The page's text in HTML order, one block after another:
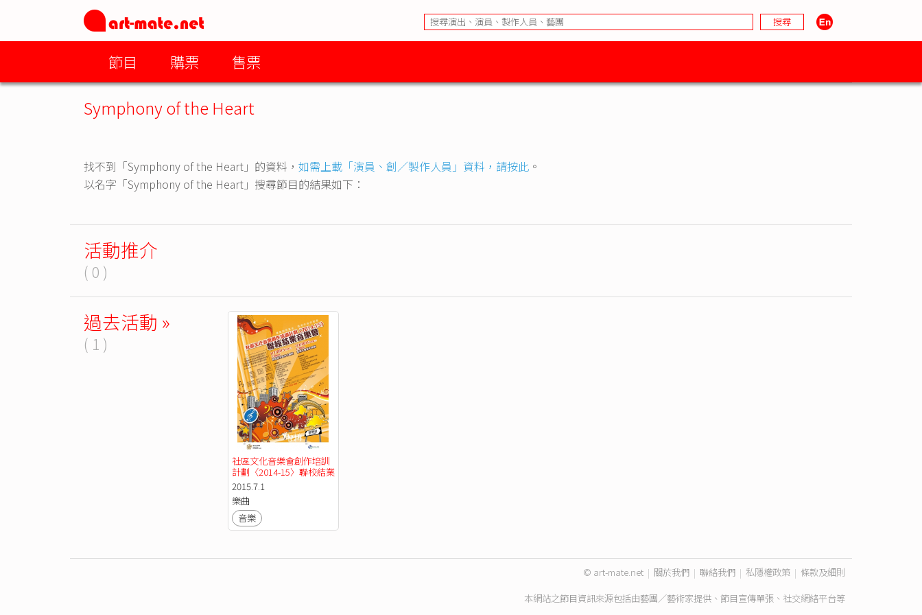
節目 購票 售票
Symphony of the Heart
找不到「Symphony of the Heart」的資料， 如需上載「演員、創／製作人員」資料，請按此 。
以名字「Symphony of the Heart」搜尋節目的結果如下：
活動推介
( 0 )
過去活動 »
( 1 )
社區文化音樂會創作培訓
計劃〈2014-15〉聯校結業
音樂會 (7/1)
2015.7.1
樂曲
音樂
© art-mate.net | 關於我們 | 聯絡我們 | 私隱權政策 | 條款及細則
本網站之節目資訊來源包括由藝團／藝術家提供、節目宣傳單張、社交網絡平台等